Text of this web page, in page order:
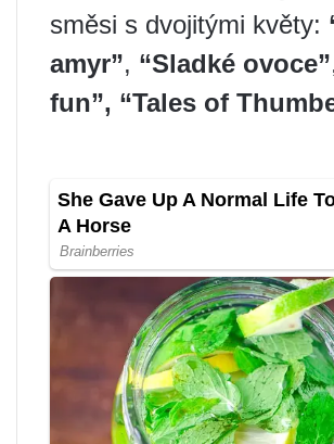
směsi s dvojitými květy:
amyr”, “Sladké ovoce”
fun”, “Tales of